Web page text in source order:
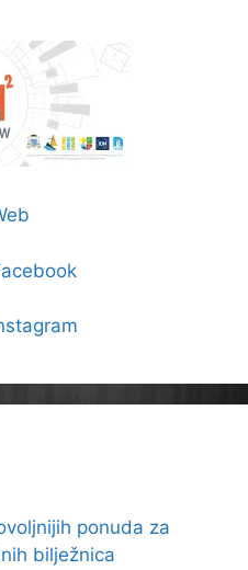
ponuda za
bilježnica